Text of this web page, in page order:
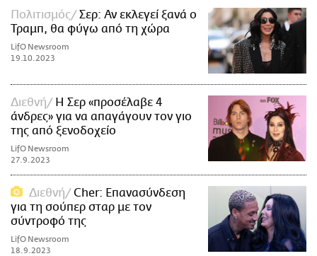
Πολιτισμός
Σερ: Αν εκλεγεί ξανά ο
Τραμπ, θα φύγω από τη χώρα
LifO Newsroom
19.10.2023
Διεθνή
Η Σερ «προσέλαβε 4
άνδρες» για να απαγάγουν τον γιο
της από ξενοδοχείο
LifO Newsroom
27.9.2023
Διεθνή
Cher: Επανασύνδεση
για τη σούπερ σταρ με τον
σύντροφό της
LifO Newsroom
18.9.2023